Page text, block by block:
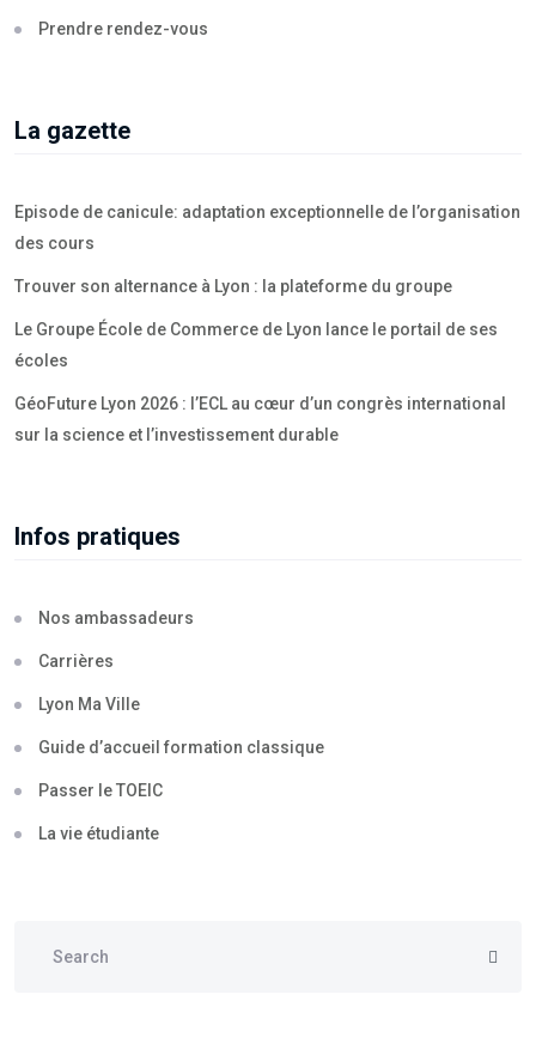
Prendre rendez-vous
La gazette
Episode de canicule: adaptation exceptionnelle de l’organisation
des cours
Trouver son alternance à Lyon : la plateforme du groupe
Le Groupe École de Commerce de Lyon lance le portail de ses
écoles
GéoFuture Lyon 2026 : l’ECL au cœur d’un congrès international
sur la science et l’investissement durable
Infos pratiques
Nos ambassadeurs
Carrières
Lyon Ma Ville
Guide d’accueil formation classique
Passer le TOEIC
La vie étudiante